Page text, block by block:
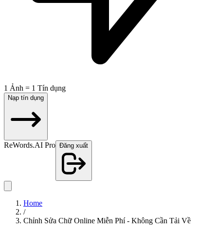
1 Ảnh = 1 Tín dụng
Nạp tín dụng
ReWords.AI Pro Đăng xuất
Home
/
Chỉnh Sửa Chữ Online Miễn Phí - Không Cần Tải Về